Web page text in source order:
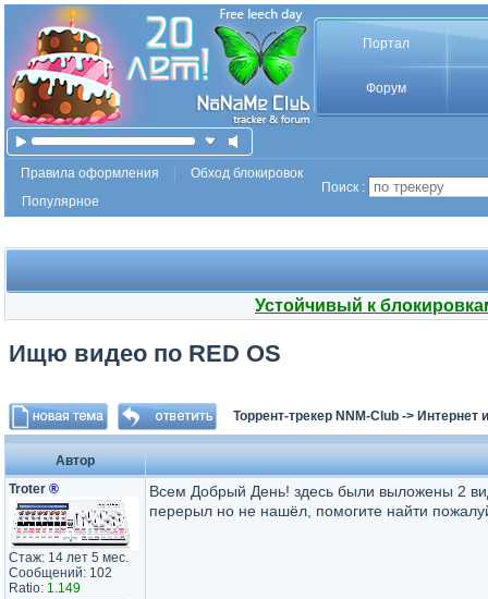
Портал
Форум
Правила оформления
Обход блокировок
Популярное
Поиск :
Устойчивый к
Ищю видео по RED OS
Торрент-трекер NNM-Club -> Интернет
Автор
Troter ®
Стаж: 14 лет 5 мес.
Сообщений: 102
Ratio: 1.149
Всем Добрый День! здесь были выложены 2
перерыл но не нашёл, помогите найти